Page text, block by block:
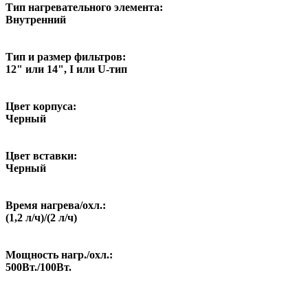
Тип нагревательного элемента:
Внутренний
Тип и размер фильтров:
12" или 14", I или U-тип
Цвет корпуса:
Черный
Цвет вставки:
Черный
Время нагрева/охл.:
(1,2 л/ч)/(2 л/ч)
Мощность нагр./охл.:
500Вт./100Вт.